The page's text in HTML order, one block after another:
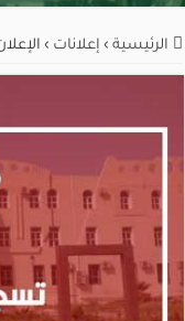
الرئيسية › إعلانات ›